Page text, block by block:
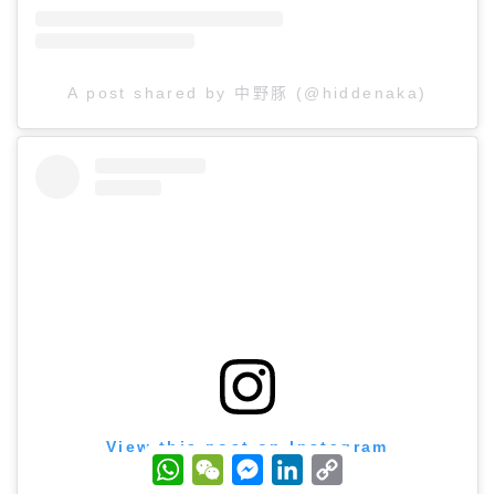
A post shared by 中野豚 (@hiddenaka)
View this post on Instagram
W
h
W
e
M
e
L